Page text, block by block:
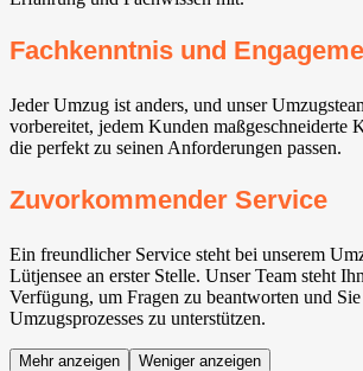
Fachkenntnis und
Jeder Umzug ist anders, und unser
vorbereitet, jedem Kunden maßgeschneiderte
die perfekt zu seinen Anforderungen passen.
Zuvorkommender Service
Ein freundlicher Service steht bei unserem
Lütjensee an erster Stelle. Unser Team steht
Verfügung, um Fragen zu beantworten und
Umzugsprozesses zu unterstützen.
Mehr anzeigen Weniger anzeigen